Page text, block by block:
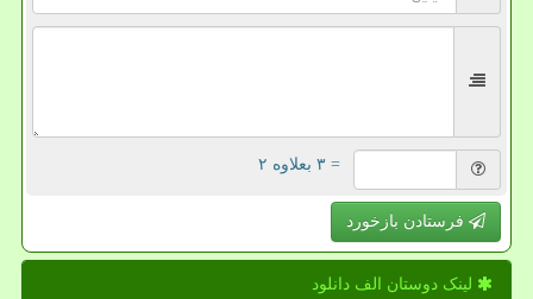
= ۳ بعلاوه ۲
فرستادن بازخورد
لینک دوستان الف دانلود